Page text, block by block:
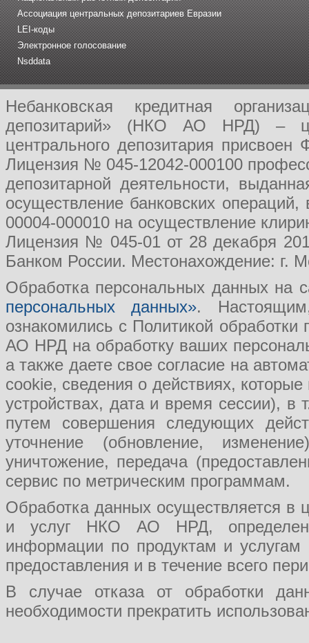
Ассоциация центральных депозитариев Евразии
LEI-коды
Электронное голосование
Nsddata
Небанковская кредитная
депозитарий» (НКО АО НРД) –
центрального депозитария
Лицензия № 045-12042-000100
депозитарной деятельности,
осуществление банковских
00004-000010 на осуществление
Лицензия № 045-01 от 28 декабря
Банком России. Местонахождение: г.
Обработка персональных данных на
персональных данных».
ознакомились с Политикой
АО НРД на обработку ваших
а также даете свое согласие на
cookie, сведения о действиях,
устройствах, дата и время сессии), в
путем совершения следующих
уточнение (обновление,
уничтожение, передача
сервис по метрическим программам.
Обработка данных осуществляется в
и услуг НКО АО НРД, определения
информации по продуктам и
предоставления и в течение всего
В случае отказа от обработки
необходимости прекратить